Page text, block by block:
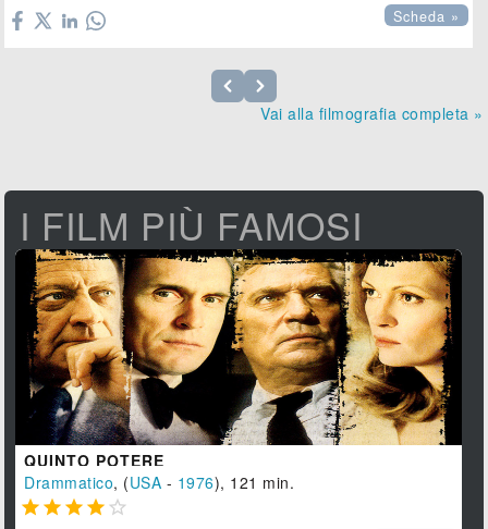
Scheda »
Vai alla filmografia completa »
I FILM PIÙ FAMOSI
QUINTO POTERE
Drammatico, (USA - 1976), 121 min.
    